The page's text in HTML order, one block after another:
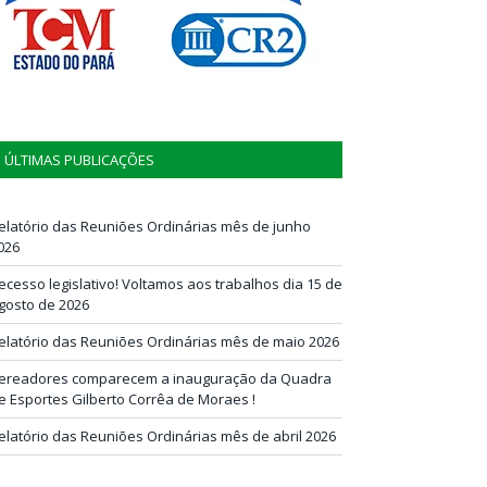
ÚLTIMAS PUBLICAÇÕES
das Reuniões Ordinárias mês de junho
legislativo! Voltamos aos trabalhos dia 15 de
de 2026
das Reuniões Ordinárias mês de maio 2026
comparecem a inauguração da Quadra
Esportes Gilberto Corrêa de Moraes !
das Reuniões Ordinárias mês de abril 2026